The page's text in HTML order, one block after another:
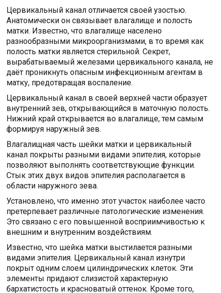
Цервикальный канал отличается своей узостью.
Анатомически он связывает влагалище и полость
матки. Известно, что влагалище населено
разнообразными микроорганизмами, в то время как
полость матки является стерильной. Секрет,
вырабатываемый железами цервикального канала, не
даёт проникнуть опасным инфекционным агентам в
матку, предотвращая воспаление.
Цервикальный канал в своей верхней части образует
внутренний зев, открывающийся в маточную полость.
Нижний край открывается во влагалище, тем самым
формируя наружный зев.
Влагалищная часть шейки матки и цервикальный
канал покрыты разными видами эпителия, которые
позволяют выполнять соответствующие функции.
Стык этих двух видов эпителия располагается в
области наружного зева.
Установлено, что именно этот участок наиболее часто
претерпевает различные патологические изменения.
Это связано с его повышенной восприимчивостью к
внешним и внутренним воздействиям.
Известно, что шейка матки выстилается разными
видами эпителия. Цервикальный канал изнутри
покрыт одним слоем цилиндрических клеток. Эти
элементы придают слизистой характерную
бархатистость и красноватый оттенок. Кроме того,